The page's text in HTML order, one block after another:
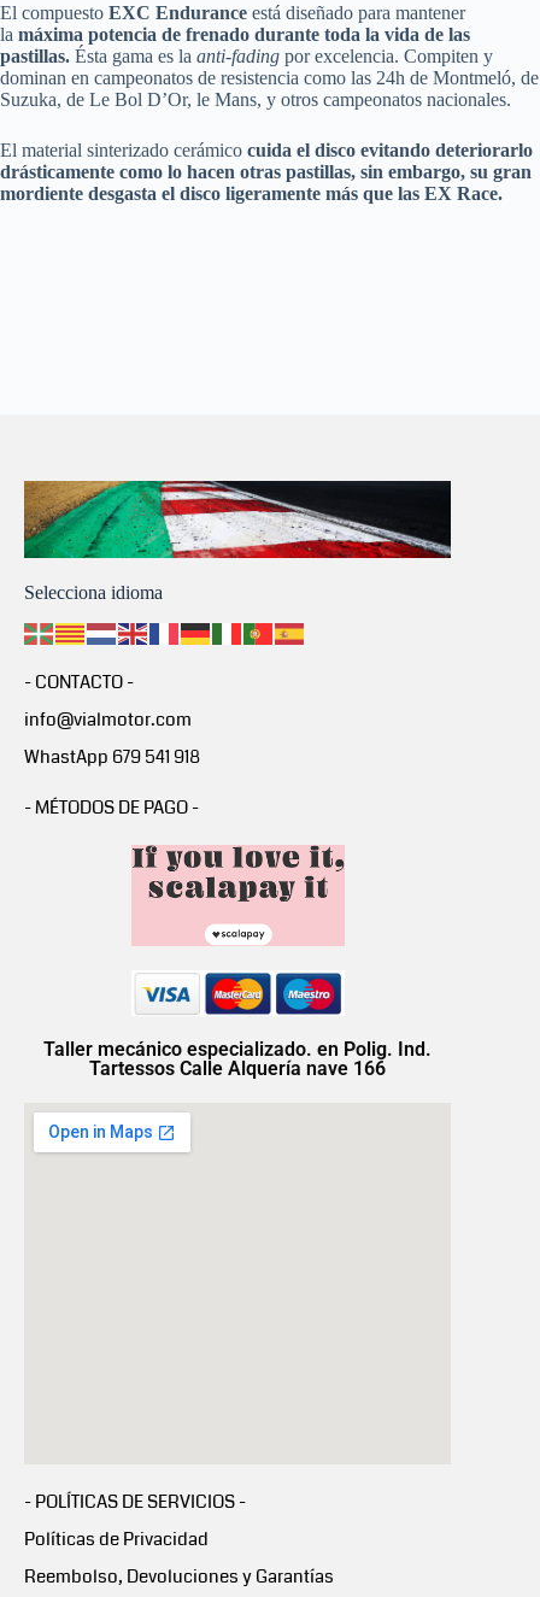
El compuesto EXC Endurance está diseñado para mantener
la máxima potencia de frenado durante toda la vida de las
pastillas. Ésta gama es la anti-fading por excelencia. Compiten y
dominan en campeonatos de resistencia como las 24h de Montmeló, de
Suzuka, de Le Bol D’Or, le Mans, y otros campeonatos nacionales.
El material sinterizado cerámico cuida el disco evitando deteriorarlo
drásticamente como lo hacen otras pastillas, sin embargo, su gran
mordiente desgasta el disco ligeramente más que las EX Race.
Selecciona idioma
- CONTACTO -
info@vialmotor.com
WhastApp 679 541 918
- MÉTODOS DE PAGO -
Taller mecánico especializado. en Polig. Ind.
Tartessos Calle Alquería nave 166
- POLÍTICAS DE SERVICIOS -
Políticas de Privacidad
Reembolso, Devoluciones y Garantías